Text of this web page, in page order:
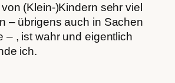
(Klein-)Kindern sehr viel
– übrigens auch in Sachen
– , ist wahr und eigentlich
ich.